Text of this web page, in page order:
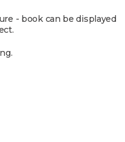
- book can be displayed